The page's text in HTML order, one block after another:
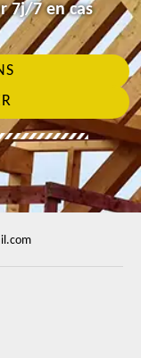
7j/7 en cas